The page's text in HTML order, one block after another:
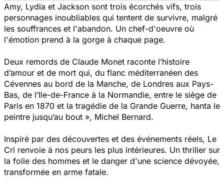
Amy, Lydia et Jackson sont trois écorchés vifs, trois
personnages inoubliables qui tentent de survivre, malgré
les souffrances et l'abandon. Un chef-d'oeuvre où
l'émotion prend à la gorge à chaque page.
Deux remords de Claude Monet raconte l’histoire
d’amour et de mort qui, du flanc méditerranéen des
Cévennes au bord de la Manche, de Londres aux Pays-
Bas, de l’Ile-de-France à la Normandie, entre le siège de
Paris en 1870 et la tragédie de la Grande Guerre, hanta le
peintre jusqu’au bout », Michel Bernard.
Inspiré par des découvertes et des événements réels, Le
Cri renvoie à nos peurs les plus intérieures. Un thriller sur
la folie des hommes et le danger d'une science dévoyée,
transformée en arme fatale.